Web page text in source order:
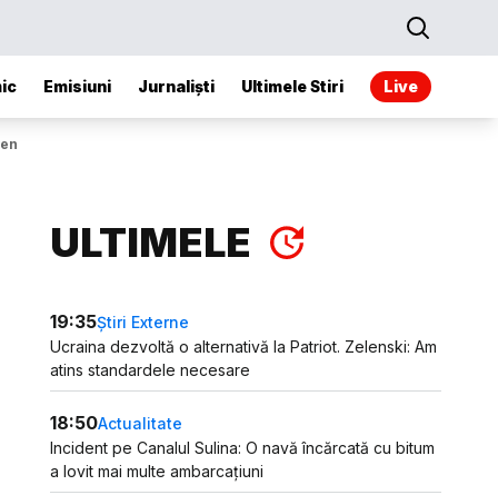
Emisiuni Jurnaliști Ultimele Stiri Live
ULTIMELE
19:35Știri Externe
Ucraina dezvoltă o alternativă la Patriot. Zelenski: Am
atins standardele necesare
18:50Actualitate
Incident pe Canalul Sulina: O navă încărcată cu bitum
a lovit mai multe ambarcațiuni